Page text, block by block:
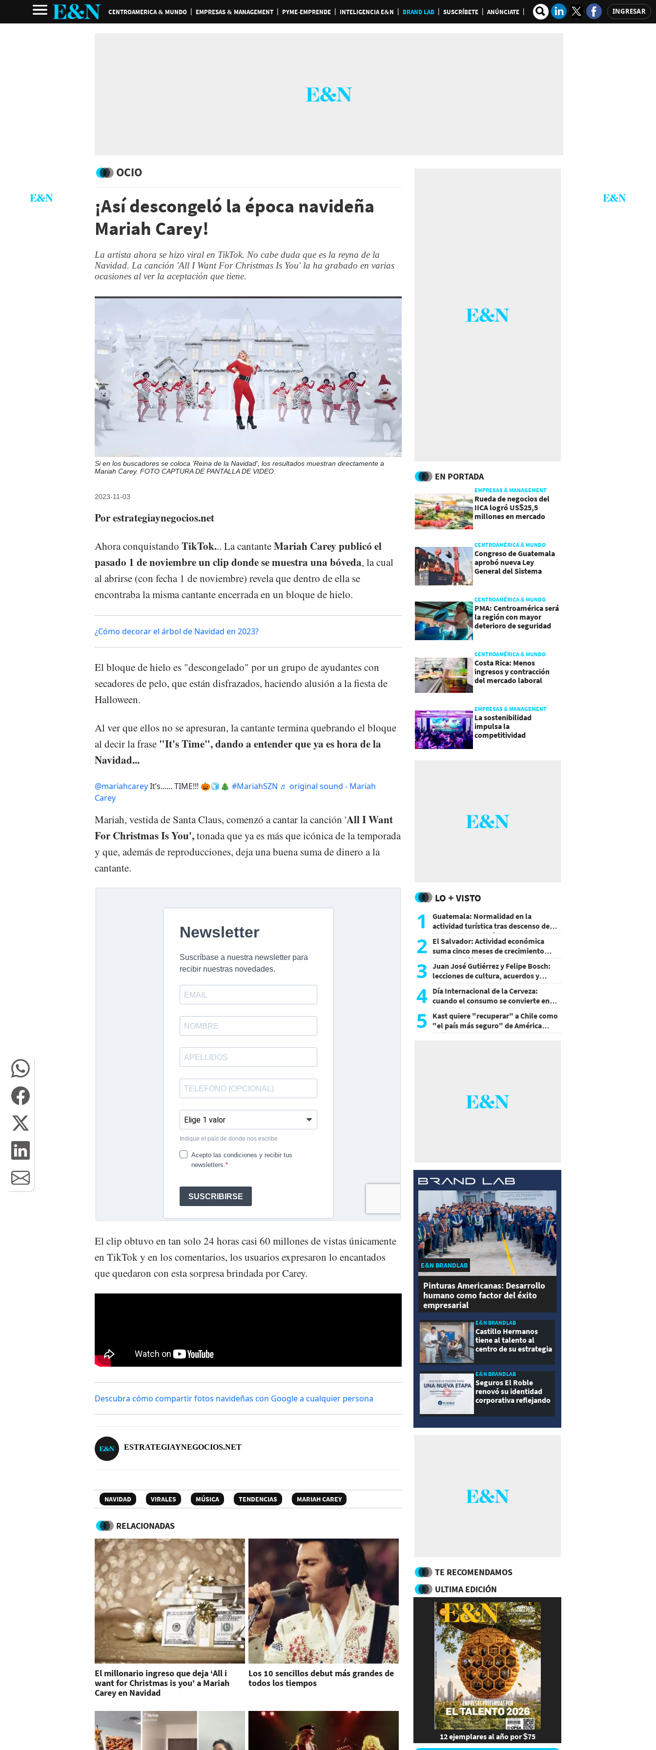
CENTROAMERICA & MUNDO EMPRESAS & MANAGEMENT PYME-EMPRENDE INTELIGENCIA E&N BRAND LAB SUSCRÍBETE ANÚNCIATE INGRESAR
OCIO
¡Así descongeló la época navideña
Mariah Carey!
La artista ahora se hizo viral en TikTok. No cabe duda que es la reyna de la
Navidad. La canción 'All I Want For Christmas Is You' la ha grabado en varias
ocasiones al ver la aceptación que tiene.
Si en los buscadores se coloca 'Reina de la Navidad', los resultados muestran directamente a
Mariah Carey. FOTO CAPTURA DE PANTALLA DE VIDEO.
2023-11-03
Por estrategiaynegocios.net
Ahora conquistando TikTok... La cantanteMariah Carey publicó el
pasado 1 de noviembre un clip donde se muestra una bóveda, la cual
al abrirse (con fecha 1 de noviembre) revela que dentro de ella se
encontraba la misma cantante encerrada en un bloque de hielo.
¿Cómo decorar el árbol de Navidad en 2023?
El bloque de hielo es "descongelado" por un grupo de ayudantes con
secadores de pelo, que están disfrazados, haciendo alusión a la fiesta de
Halloween.
Al ver que ellos no se apresuran, la cantante termina quebrando el bloque
al decir la frase "It's Time", dando a entender que ya es hora de la
Navidad...
@mariahcareyIt’s...... TIME!!! 🎃🧊🎄 #MariahSZN ♬ original sound - Mariah
Carey
Mariah, vestida de Santa Claus, comenzó a cantar la canción 'All I Want
For Christmas Is You',tonada que ya es más que icónica de la temporada
y que, además de reproducciones, deja una buena suma de dinero a la
cantante.
El clip obtuvo en tan solo 24 horas casi 60 millones de vistas únicamente
en TikTok y en los comentarios, los usuarios expresaron lo encantados
que quedaron con esta sorpresa brindada por Carey.
Descubra cómo compartir fotos navideñas con Google a cualquier persona
ESTRATEGIAYNEGOCIOS.NET
NAVIDAD VIRALES MÚSICA TENDENCIAS MARIAH CAREY
RELACIONADAS
El millonario ingreso que deja ‘All i
want for Christmas is you’ a Mariah
Carey en Navidad
Los 10 sencillos debut más grandes de
todos los tiempos
EN PORTADA
EMPRESAS & MANAGEMENT
Rueda de negocios del
IICA logró US$25,5
millones en mercado
CENTROAMÉRICA & MUNDO
Congreso de Guatemala
aprobó nueva Ley
General del Sistema
CENTROAMÉRICA & MUNDO
PMA: Centroamérica será
la región con mayor
deterioro de seguridad
CENTROAMÉRICA & MUNDO
Costa Rica: Menos
ingresos y contracción
del mercado laboral
EMPRESAS & MANAGEMENT
La sostenibilidad
impulsa la
competitividad
LO + VISTO
1
Guatemala: Normalidad en la
actividad turística tras descenso de
actividad del volcán de Fuego
2 El Salvador: Actividad económica
suma cinco meses de crecimiento
arriba de 4%
3 Juan José Gutiérrez y Felipe Bosch:
lecciones de cultura, acuerdos y
decisiones sin miedo
4 Día Internacional de la Cerveza:
cuando el consumo se convierte en
experiencia
5
Kast quiere "recuperar" a Chile como
"el país más seguro" de América
Latina
E&N BRANDLAB
Pinturas Americanas: Desarrollo
humano como factor del éxito
empresarial
E&N BRANDLAB
Castillo Hermanos
tiene al talento al
centro de su estrategia
E&N BRANDLAB
Seguros El Roble
renovó su identidad
corporativa reflejando
modernidad
TE RECOMENDAMOS
ULTIMA EDICIÓN
12 ejemplares al año por $75